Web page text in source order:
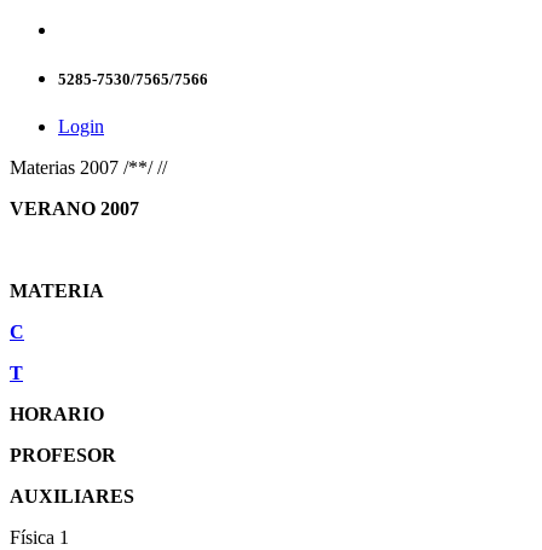
5285-7530/7565/7566
Login
Materias 2007 /**/ //
VERANO 2007
MATERIA
C
T
HORARIO
PROFESOR
AUXILIARES
Física 1